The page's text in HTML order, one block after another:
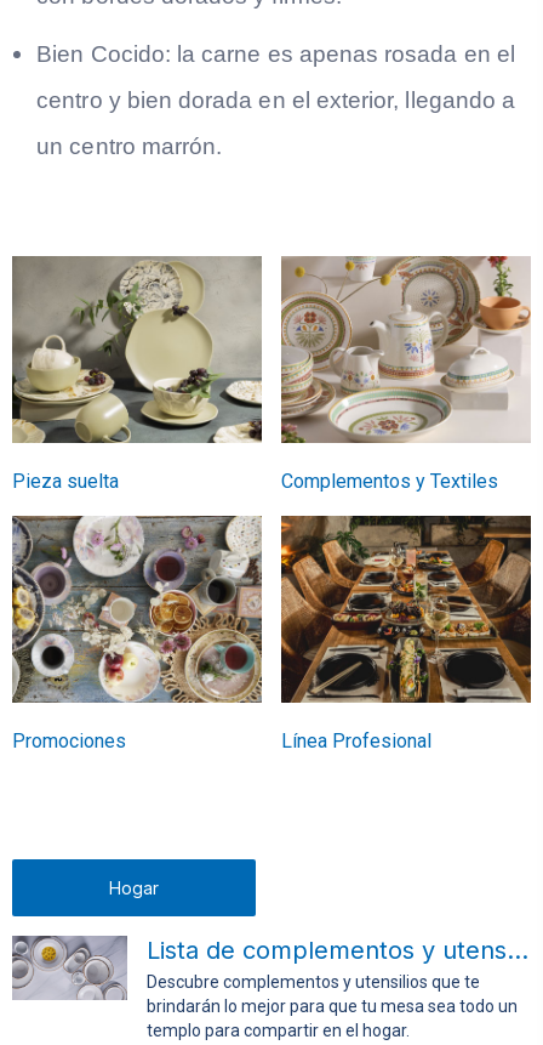
Bien Cocido: la carne es apenas rosada en el
centro y bien dorada en el exterior, llegando a
un centro marrón.
Pieza suelta Complementos y Textiles
Promociones Línea Profesional
Hogar
Lista de complementos y utensilios para la mesa
Descubre complementos y utensilios que te
brindarán lo mejor para que tu mesa sea todo un
templo para compartir en el hogar.